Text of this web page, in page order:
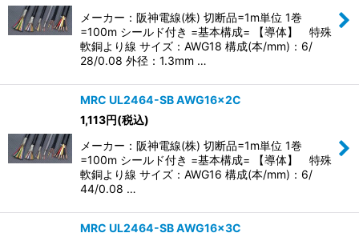
メーカー：阪神電線(株) 切断品=1m単位 1巻
=100m シールド付き =基本構成= 【導体】 特殊
軟銅より線 サイズ：AWG18 構成(本/mm)：6/
28/0.08 外径：1.3mm …
MRC UL2464-SB AWG16×2C
1,113円(税込)
メーカー：阪神電線(株) 切断品=1m単位 1巻
=100m シールド付き =基本構成= 【導体】 特殊
軟銅より線 サイズ：AWG16 構成(本/mm)：6/
44/0.08 …
MRC UL2464-SB AWG16×3C